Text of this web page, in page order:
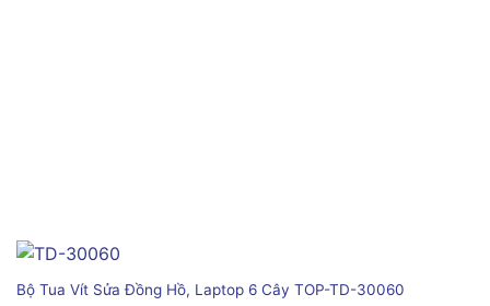
Bộ Tua Vít Sửa Đồng Hồ, Laptop 6 Cây TOP-TD-30060